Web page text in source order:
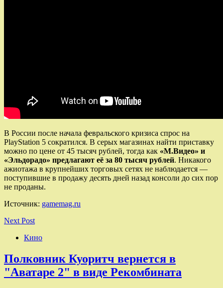
В России после начала февральского кризиса спрос на
PlayStation 5 сократился. В серых магазинах найти приставку
можно по цене от 45 тысяч рублей, тогда как «М.Видео» и
«Эльдорадо» предлагают её за 80 тысяч рублей. Никакого
ажиотажа в крупнейших торговых сетях не наблюдается —
поступившие в продажу десять дней назад консоли до сих пор
не проданы.
Источник: gamemag.ru
Next Post
Кино
Полковник Куоритч вернется в
"Аватаре 2" в виде Рекомбината